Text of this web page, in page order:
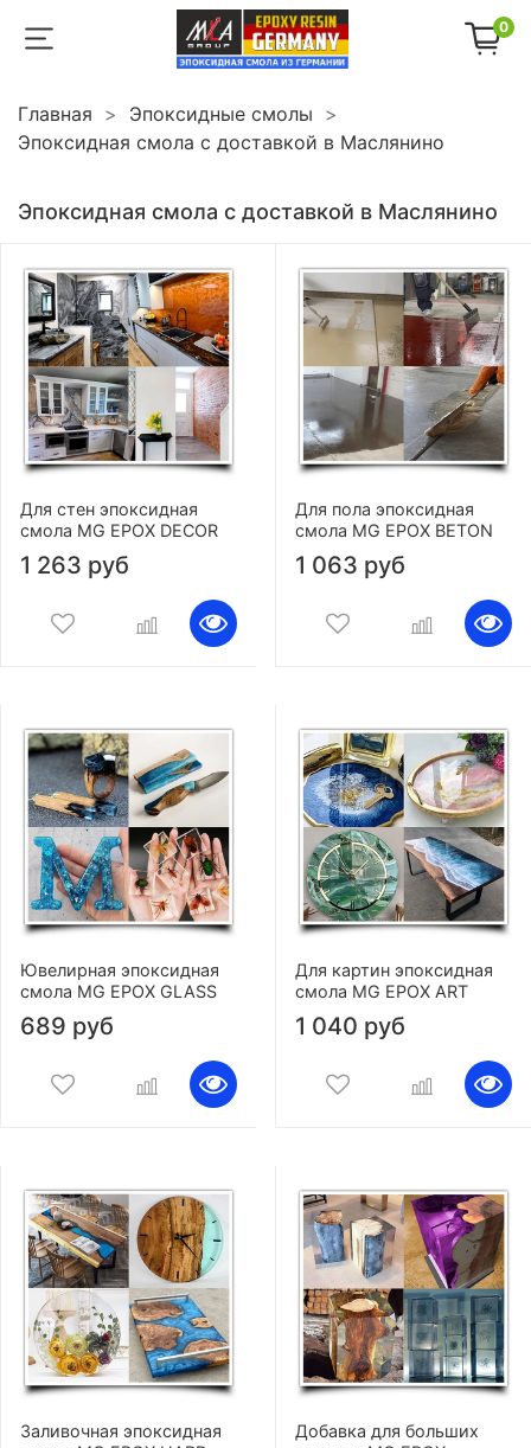
0
Главная
Эпоксидные смолы
Эпоксидная смола с доставкой в Маслянино
Эпоксидная смола с доставкой в Маслянино
Для стен эпоксидная
смола MG EPOX DECOR
1 263 руб
Для пола эпоксидная
смола MG EPOX BETON
1 063 руб
Ювелирная эпоксидная
смола MG EPOX GLASS
689 руб
Для картин эпоксидная
смола MG EPOX ART
1 040 руб
Заливочная эпоксидная
Добавка для больших